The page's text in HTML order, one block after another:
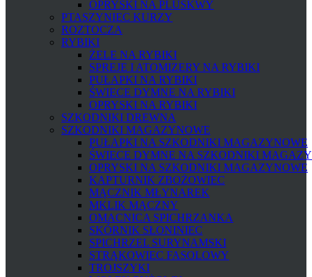
OPRYSKI NA PLUSKWY
PTASZYNIEC KURZY
ROZTOCZA
RYBIKI
ŻELE NA RYBIKI
SPREJE I ATOMIZERY NA RYBIKI
PUŁAPKI NA RYBIKI
ŚWIECE DYMNE NA RYBIKI
OPRYSKI NA RYBIKI
SZKODNIKI DREWNA
SZKODNIKI MAGAZYNOWE
PUŁAPKI NA SZKODNIKI MAGAZYNOWE
ŚWIECE DYMNE NA SZKODNIKI
OPRYSKI NA SZKODNIKI MAGAZYNOWE
KAPTURNIK ZBOŻOWIEC
MĄCZNIK MŁYNAREK
MKLIK MĄCZNY
OMACNICA SPICHRZANKA
SKÓRNIK SŁONINIEC
SPICHRZEL SURYNAMSKI
STRĄKOWIEC FASOLOWY
TROJSZYKI